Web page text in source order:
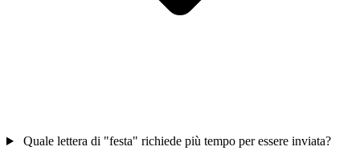
Quale lettera di "festa" richiede più tempo per essere inviata?